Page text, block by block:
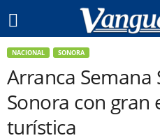
NACIONAL SONORA
Arranca Semana
Sonora con gran
turística